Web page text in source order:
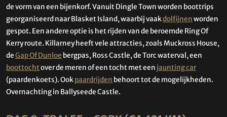
de vorm van een bijenkorf. Vanuit Dingle Town worden boottrips
georganiseerd naar Blasket Island, waarbij vaakdolfijnenworden
gespot. Een andere optie is het rijden van de beroemde Ring Of
Kerry route. Killarney heeft vele attracties, zoals Muckross House,
deGap Of Dunloe bergpas, Ross Castle, de Torc waterval, een
boottochtover de meren of een tocht met een jaunting car
(paardenkoets). Ookpaardrijden behoort tot de mogelijkheden.
Overnachting in Ballyseede Castle.